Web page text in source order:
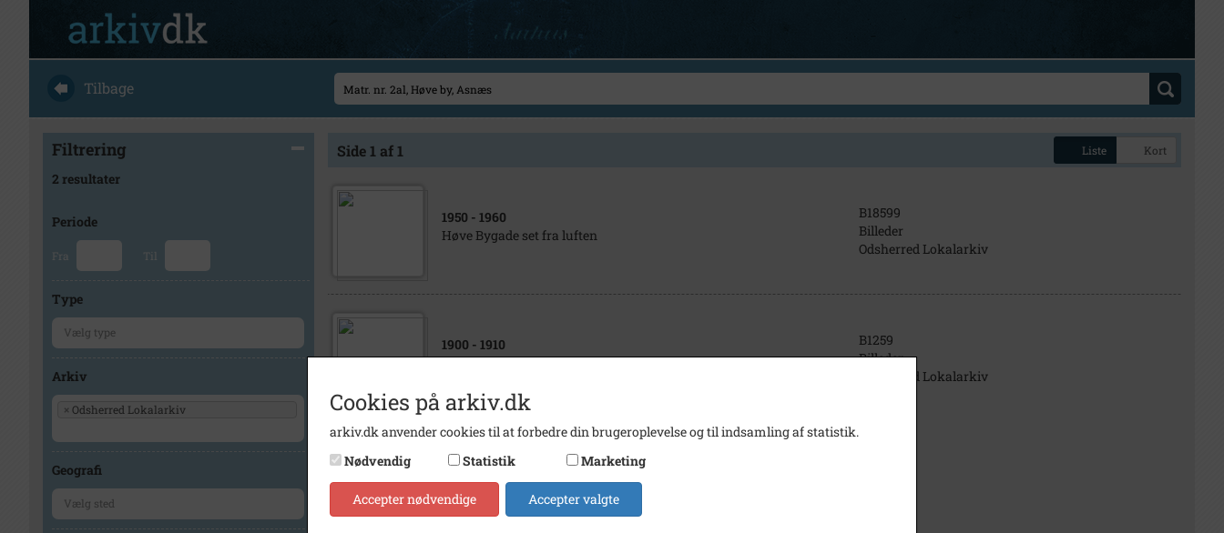
Tilbage
Filtrering
2 resultater
Periode
Fra Til
Type
Arkiv
× Odsherred Lokalarkiv
Geografi
Side 1 af 1 Liste Kort
1950 - 1960
Høve Bygade set fra luften
B18599
Billeder
Odsherred Lokalarkiv
1900 - 1910
Peder Pedersens gård i Høve
B1259
Billeder
Odsherred Lokalarkiv
1
Cookies på arkiv.dk
arkiv.dk anvender cookies til at forbedre din brugeroplevelse og til indsamling af statistik.
Nødvendig
Statistik Marketing
Accepter nødvendige Accepter valgte